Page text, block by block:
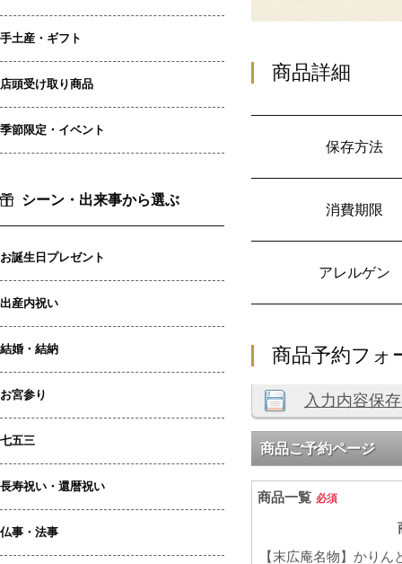
商品詳細
保存方法
消費期限
アレルゲン
商品予約フォ
手土産・ギフト
店頭受け取り商品
季節限定・イベント
シーン・出来事から選ぶ
お誕生日プレゼント
出産内祝い
結婚・結納
お宮参り
七五三
長寿祝い・還暦祝い
仏事・法事